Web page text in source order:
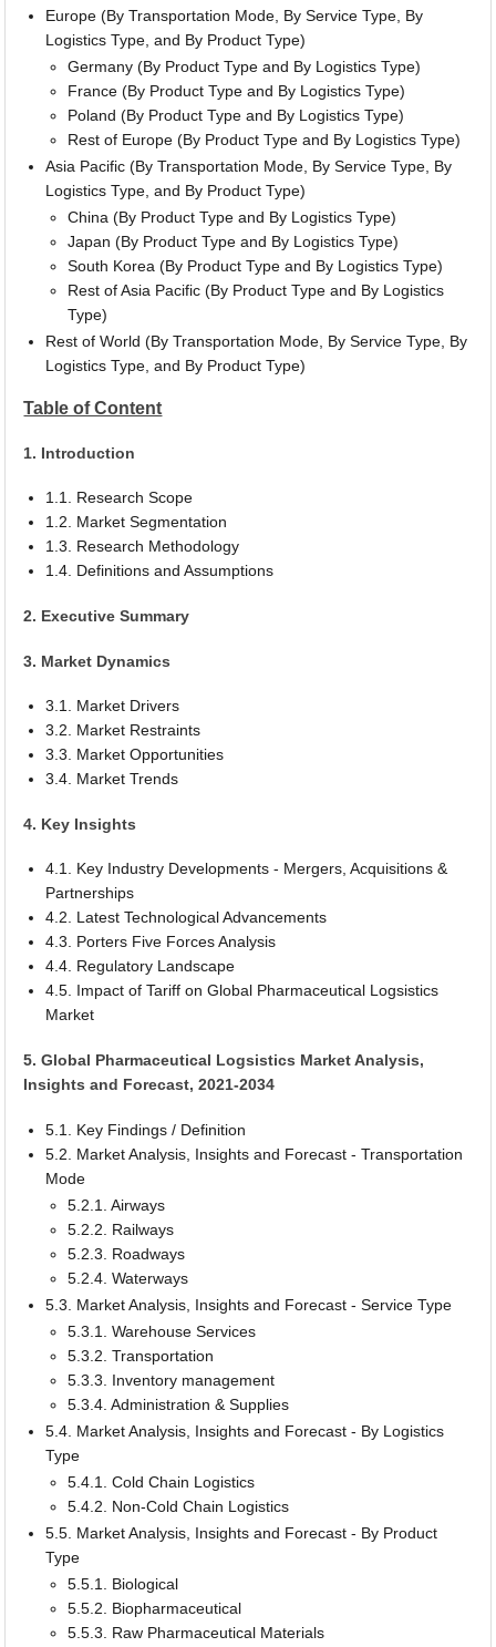
Europe (By Transportation Mode, By Service Type, By
Logistics Type, and By Product Type)
Germany (By Product Type and By Logistics Type)
France (By Product Type and By Logistics Type)
Poland (By Product Type and By Logistics Type)
Rest of Europe (By Product Type and By Logistics Type)
Asia Pacific (By Transportation Mode, By Service Type, By
Logistics Type, and By Product Type)
China (By Product Type and By Logistics Type)
Japan (By Product Type and By Logistics Type)
South Korea (By Product Type and By Logistics Type)
Rest of Asia Pacific (By Product Type and By Logistics
Type)
Rest of World (By Transportation Mode, By Service Type, By
Logistics Type, and By Product Type)
Table of Content
1. Introduction
1.1. Research Scope
1.2. Market Segmentation
1.3. Research Methodology
1.4. Definitions and Assumptions
2. Executive Summary
3. Market Dynamics
3.1. Market Drivers
3.2. Market Restraints
3.3. Market Opportunities
3.4. Market Trends
4. Key Insights
4.1. Key Industry Developments - Mergers, Acquisitions &
Partnerships
4.2. Latest Technological Advancements
4.3. Porters Five Forces Analysis
4.4. Regulatory Landscape
4.5. Impact of Tariff on Global Pharmaceutical Logsistics
Market
5. Global Pharmaceutical Logsistics Market Analysis,
Insights and Forecast, 2021-2034
5.1. Key Findings / Definition
5.2. Market Analysis, Insights and Forecast - Transportation
Mode
5.2.1. Airways
5.2.2. Railways
5.2.3. Roadways
5.2.4. Waterways
5.3. Market Analysis, Insights and Forecast - Service Type
5.3.1. Warehouse Services
5.3.2. Transportation
5.3.3. Inventory management
5.3.4. Administration & Supplies
5.4. Market Analysis, Insights and Forecast - By Logistics
Type
5.4.1. Cold Chain Logistics
5.4.2. Non-Cold Chain Logistics
5.5. Market Analysis, Insights and Forecast - By Product
Type
5.5.1. Biological
5.5.2. Biopharmaceutical
5.5.3. Raw Pharmaceutical Materials